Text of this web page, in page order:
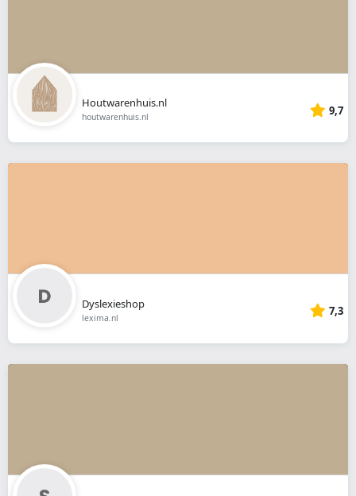
Houtwarenhuis.nl
houtwarenhuis.nl 9,7
Dyslexieshop
lexima.nl 7,3